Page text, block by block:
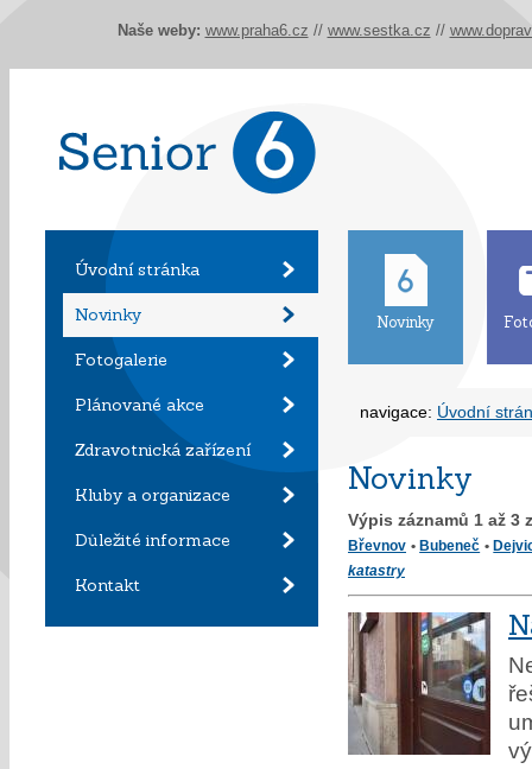
Úvodní stránka
Novinky
Fotogalerie
Plánované akce
Zdravotnická zařízení
Kluby a organizace
Důležité informace
Kontakt
Novinky
navigace: Úvodní
Novinky
Výpis záznamů 1 až 3
Břevnov •Bubeneč •
katastry
Naše weby: www.praha6.cz // www.sestka.cz //